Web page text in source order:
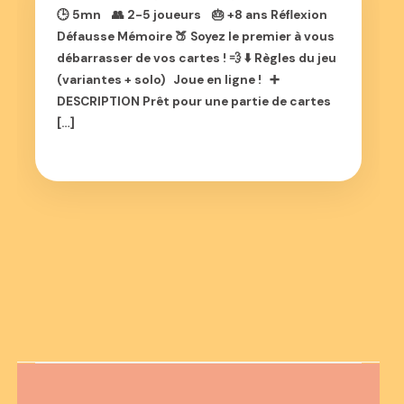
🕒 5mn 👥 2-5 joueurs 🎂 +8 ans Réflexion
Défausse Mémoire 🍑 Soyez le premier à vous
débarrasser de vos cartes ! 💨 ⬇️ Règles du jeu
(variantes + solo) Joue en ligne ! ➕
DESCRIPTION Prêt pour une partie de cartes
[…]